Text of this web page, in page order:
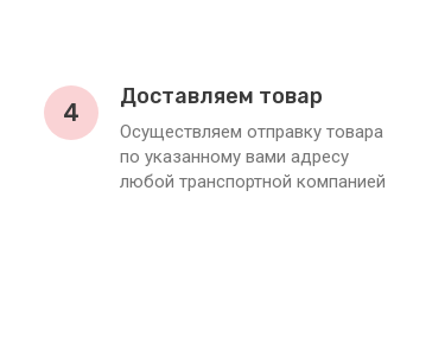
4
Доставляем товар
Осуществляем отправку товара
по указанному вами адресу
любой транспортной компанией